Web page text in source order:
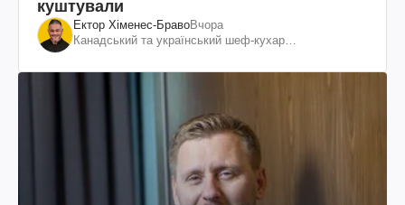
куштували
Ектор Хіменес-БравоВчора
Канадський та український шеф-кухар